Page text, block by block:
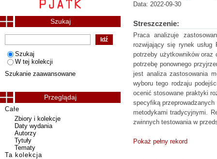
Data: 2022-09-30
Streszczenie:
Praca analizuje
rozwijający się rynek usług
potrzeby użytkowników oraz
potrzebę ponownego
jest analiza zastosowania
wyboru tego rodzaju
ocenić stosowane praktyki
specyfiką
metodykami tradycyjnymi.
zwinnych testowania w
Pokaż pełny rekord
Szukaj
Szukaj
W tej kolekcji
Szukanie zaawansowane
Przeglądaj
Całe
Zbiory i kolekcje
Daty wydania
Autorzy
Tytuły
Tematy
Ta kolekcja